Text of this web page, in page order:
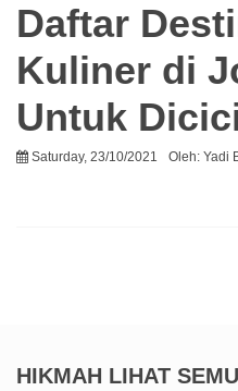
Daftar
Kuliner di
Untuk
Saturday, 23/10/2021 Oleh: Yadi
HIKMAH LIHAT